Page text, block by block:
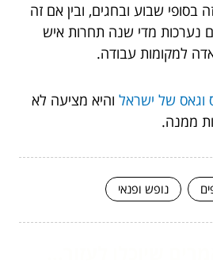
בסופי שבוע ובחגים, ובין אם זה
נערכות מדי שנה תחרות איש
למקומות עבודה.
וגאס של ישראל והיא מציעה לא
ממנה.
נופש ופנאי